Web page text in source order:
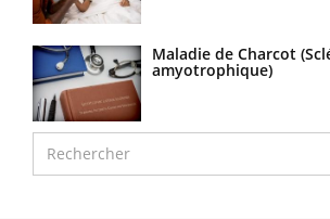
Maladie de Charcot
amyotrophique)